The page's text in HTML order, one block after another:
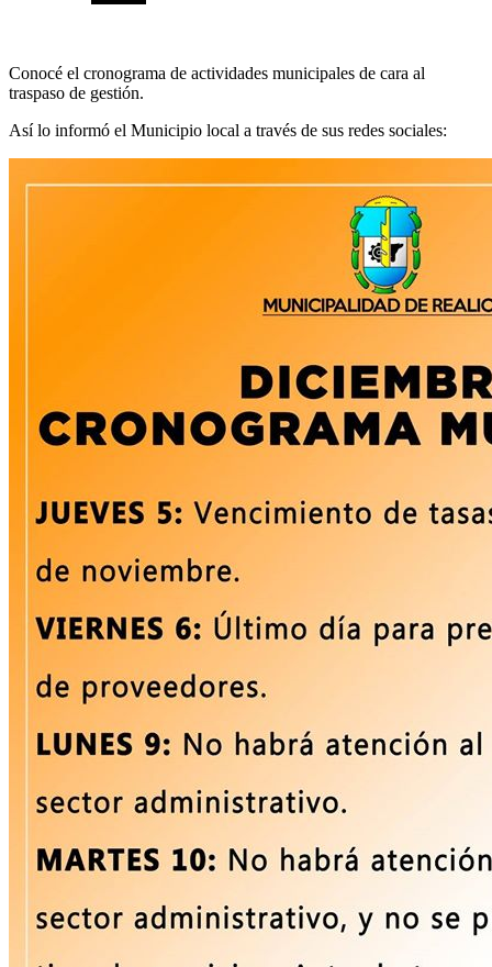
Conocé el cronograma de actividades municipales de cara al
traspaso de gestión.
Así lo informó el Municipio local a través de sus redes sociales: